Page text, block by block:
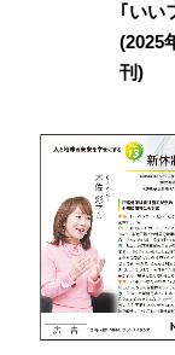
｢いい
(2025
刊)